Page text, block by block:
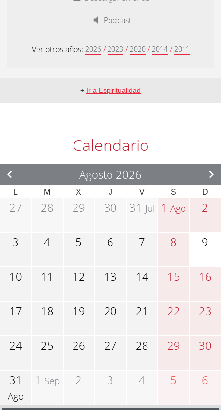
Podcast
Ver otros años: 2026 / 2023 / 2020 / 2014 / 2011
+ Ir a Espiritualidad
Calendario
Agosto 2026
L M X J V S D
27 28 29 30 31 Jul 1Ago 2
3 4 5 6 7 8 9
10 11 12 13 14 15 16
17 18 19 20 21 22 23
24 25 26 27 28 29 30
31
Ago
1 Sep 2 3 4 5 6